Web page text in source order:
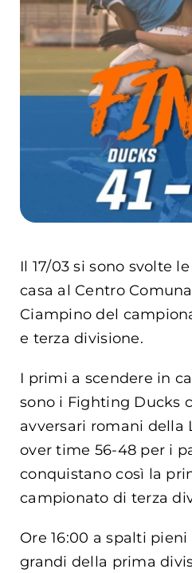
Il 17/03 si sono svolte
casa al Centro
Ciampino del
e terza divisione.
I primi a scendere in
sono i Fighting Ducks
avversari romani della
over time 56-48 per i
conquistano così la
campionato di terza
Ore 16:00 a spalti
grandi della prima